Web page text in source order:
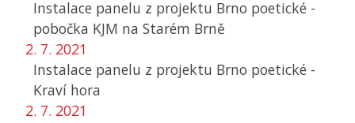
Instalace panelu z projektu Brno poetické -
pobočka KJM na Starém Brně
2. 7. 2021
Instalace panelu z projektu Brno poetické -
Kraví hora
2. 7. 2021